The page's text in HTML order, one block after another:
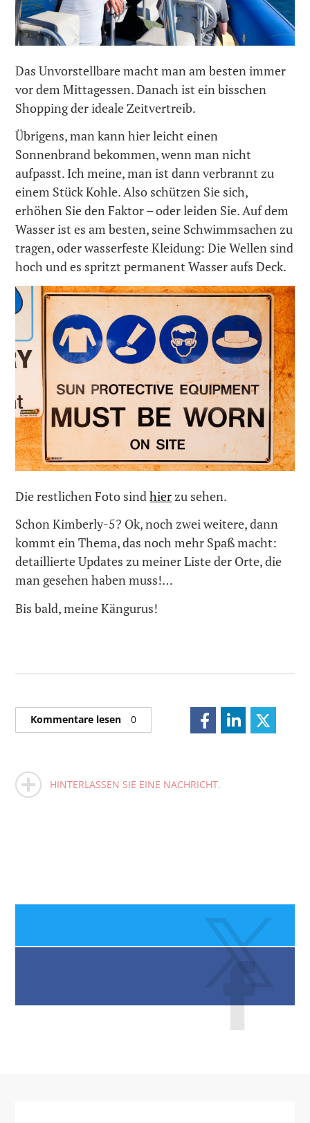
Das Unvorstellbare macht man am besten immer
vor dem Mittagessen. Danach ist ein bisschen
Shopping der ideale Zeitvertreib.
Übrigens, man kann hier leicht einen
Sonnenbrand bekommen, wenn man nicht
aufpasst. Ich meine, man ist dann verbrannt zu
einem Stück Kohle. Also schützen Sie sich,
erhöhen Sie den Faktor – oder leiden Sie. Auf dem
Wasser ist es am besten, seine Schwimmsachen zu
tragen, oder wasserfeste Kleidung: Die Wellen sind
hoch und es spritzt permanent Wasser aufs Deck.
Die restlichen Foto sindhierzu sehen.
Schon Kimberly-5? Ok, noch zwei weitere, dann
kommt ein Thema, das noch mehr Spaß macht:
detaillierte Updates zu meiner Liste der Orte, die
man gesehen haben muss!…
Bis bald, meine Kängurus!
Kommentare lesen 0
HINTERLASSEN SIE EINE NACHRICHT.